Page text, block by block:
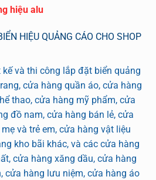
hiệu alu
HIỆU QUẢNG CÁO CHO SHOP
và thi công lắp đặt biển quảng
cửa hàng quần áo, cửa hàng
thao, cửa hàng mỹ phẩm, cửa
đồ nam, cửa hàng bán lẻ, cửa
và trẻ em, cửa hàng vật liệu
kho bãi khác, và các cửa hàng
cửa hàng xăng dầu, cửa hàng
cửa hàng lưu niệm, cửa hàng áo